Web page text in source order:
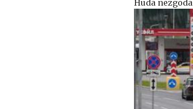
Huda